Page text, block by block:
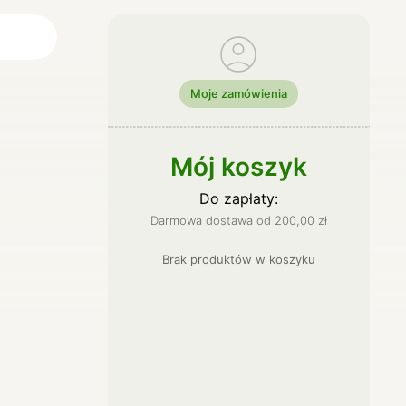
Moje zamówienia
Mój koszyk
Do zapłaty:
Darmowa dostawa od 200,00 zł
Brak produktów w koszyku